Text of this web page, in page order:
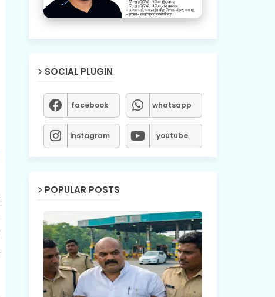
SOCIAL PLUGIN
facebook whatsapp
instagram youtube
POPULAR POSTS